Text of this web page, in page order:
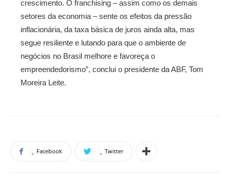
crescimento. O franchising – assim como os demais
setores da economia – sente os efeitos da pressão
inflacionária, da taxa básica de juros ainda alta, mas
segue resiliente e lutando para que o ambiente de
negócios no Brasil melhore e favoreça o
empreendedorismo”, conclui o presidente da ABF, Tom
Moreira Leite.
Facebook Twitter